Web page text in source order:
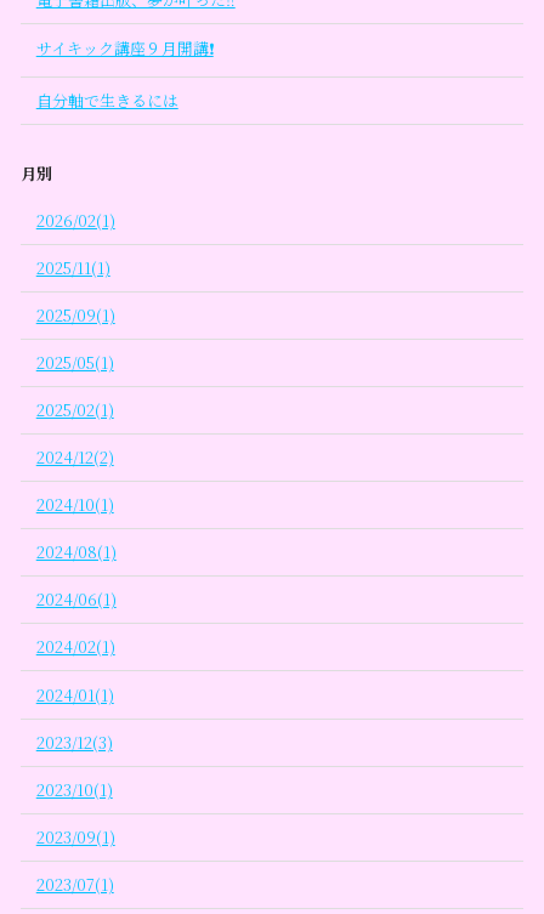
サイキック講座９月開講❗
自分軸で生きるには
月別
2026/02(1)
2025/11(1)
2025/09(1)
2025/05(1)
2025/02(1)
2024/12(2)
2024/10(1)
2024/08(1)
2024/06(1)
2024/02(1)
2024/01(1)
2023/12(3)
2023/10(1)
2023/09(1)
2023/07(1)